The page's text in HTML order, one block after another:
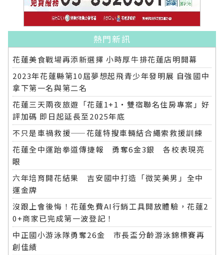
熱門新訊
花蓮美食戰場再添新選擇 小時厚牛排花蓮店明開幕
2023年花蓮縣第10屆夢想起飛青少年發明展 自強國中
拿下第一名與第二名
花蓮三天兩夜旅遊「花蓮1+1‧雙宿聯名住房專案」好
評加碼 即日起延長至2025年底
不只是車禍救援——花蓮特搜車輛結合繩索救援訓練
花蓮全中運跆拳道傳捷報 勇奪6金3銀 各校表現亮
眼
六年培育開花結果 吉安國中打造「微笑美男」全中
運金牌
沒跟上會後悔！花蓮免費AI行銷工具開放體驗，花蓮2
0+商家已完成第一波登記！
中正國小游泳隊勇奪26金 市長盃分齡游泳錦標賽再
創佳績